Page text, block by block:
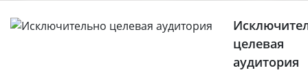
целевая
аудитория